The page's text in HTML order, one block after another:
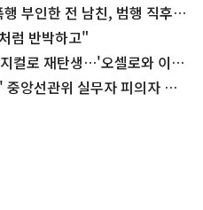
부인한 전 남친, 범행 직후엔
럼 반박하고"
컬로 재탄생…'오셀로와 이아
앙선관위 실무자 피의자 조